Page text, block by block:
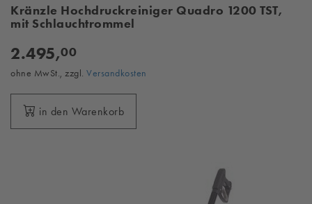
Kränzle Hochdruckreiniger Quadro 1200 TST,
mit Schlauchtrommel
2.495,00
ohne MwSt., zzgl. Versandkosten
in den Warenkorb